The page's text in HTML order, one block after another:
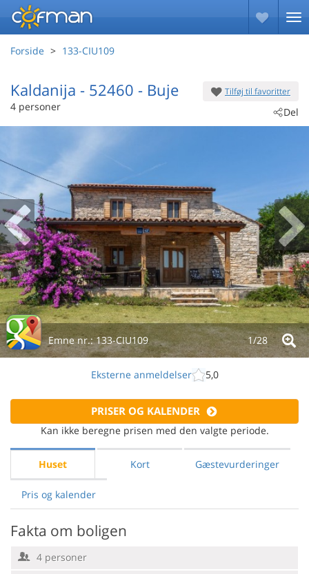
Forside 133-CIU109
Tilføj til favoritter
Del
Kaldanija - 52460 - Buje
4 personer
Emne nr.:133-CIU109 1/28
Eksterne anmeldelser 5,0
PRISER OG KALENDER
Kan ikke beregne prisen med den valgte periode.
Huset Kort Gæstevurderinger
Pris og kalender
Fakta om boligen
4 personer